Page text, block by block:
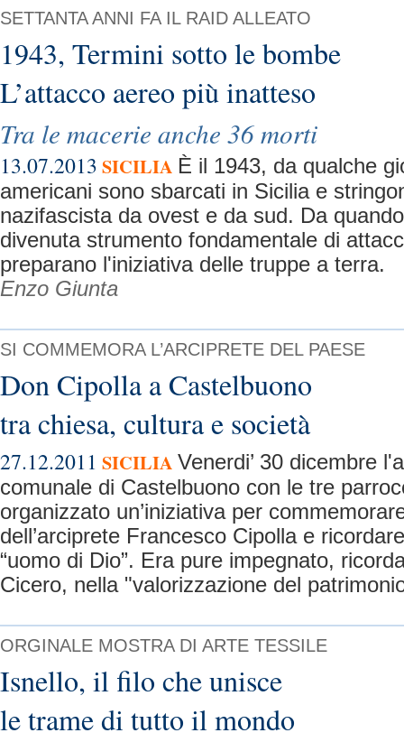
SETTANTA ANNI FA IL RAID ALLEATO
1943, Termini sotto le bombe
L’attacco aereo più inatteso
Tra le macerie anche 36 morti
13.07.2013 SICILIA È il 1943, da qualche
americani sono sbarcati in Sicilia e
nazifascista da ovest e da sud. Da
divenuta strumento fondamentale di
preparano l'iniziativa delle truppe a terra.
Enzo Giunta
SI COMMEMORA L’ARCIPRETE DEL PAESE
Don Cipolla a Castelbuono
tra chiesa, cultura e società
27.12.2011 SICILIA Venerdi’ 30 dicembre
comunale di Castelbuono con le tre
organizzato un’iniziativa per
dell’arciprete Francesco Cipolla e
“uomo di Dio”. Era pure impegnato,
Cicero, nella "valorizzazione del
ORGINALE MOSTRA DI ARTE TESSILE
Isnello, il filo che unisce
le trame di tutto il mondo